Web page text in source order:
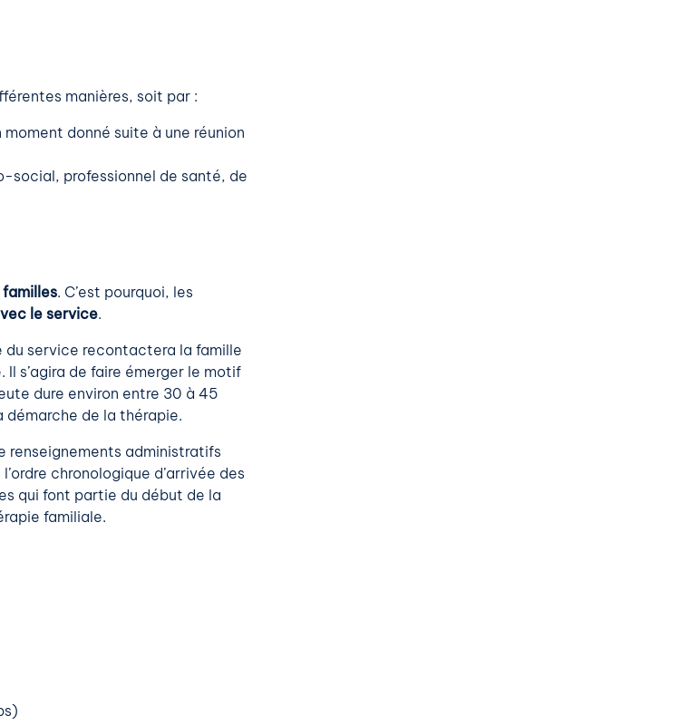
manières, soit par :
donné suite à une réunion
social, professionnel de santé, de
familles. C’est pourquoi, les
le service.
service recontactera la famille
Il s’agira de faire émerger le motif
dure environ entre 30 à 45
démarche de la thérapie.
renseignements administratifs
chronologique d’arrivée des
qui font partie du début de la
familiale.